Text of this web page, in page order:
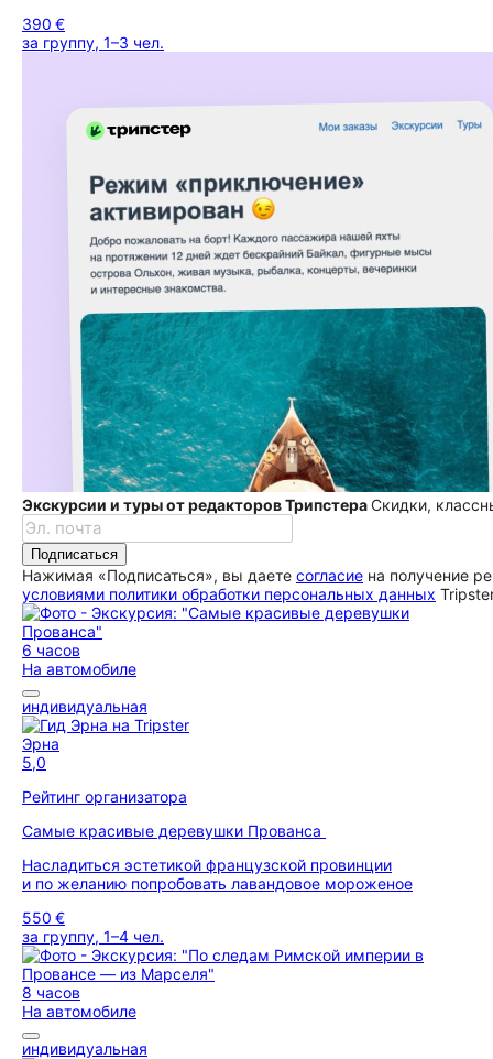
390 €
за группу, 1–3 чел.
Экскурсии и туры от редакторов ТрипстераСкидки,
Подписаться
Нажимая «Подписаться», вы даете согласие на получение
условиями политики обработки персональных данных
6 часов
На автомобиле
индивидуальная
Эрна
5,0
Рейтинг организатора
Самые красивые деревушки Прованса
Насладиться эстетикой французской провинции
и по желанию попробовать лавандовое мороженое
550 €
за группу, 1–4 чел.
8 часов
На автомобиле
индивидуальная